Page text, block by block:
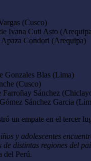
(Cusco)
Ivana Cuti Asto
Condori (Arequipa)
Gonzales Blas (Lima)
(Cusco)
Sánchez
Sánchez Garcia
un empate en el tercer
y adolescentes
distintas regiones del
del Perú.